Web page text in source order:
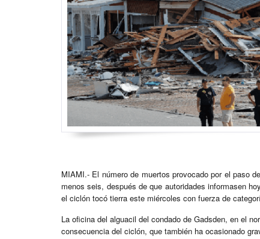
MIAMI.- El número de muertos provocado por el paso
menos seis, después de que autoridades informasen
el ciclón tocó tierra este miércoles con fuerza de
La oficina del alguacil del condado de Gadsden, en el
consecuencia del ciclón, que también ha ocasionado